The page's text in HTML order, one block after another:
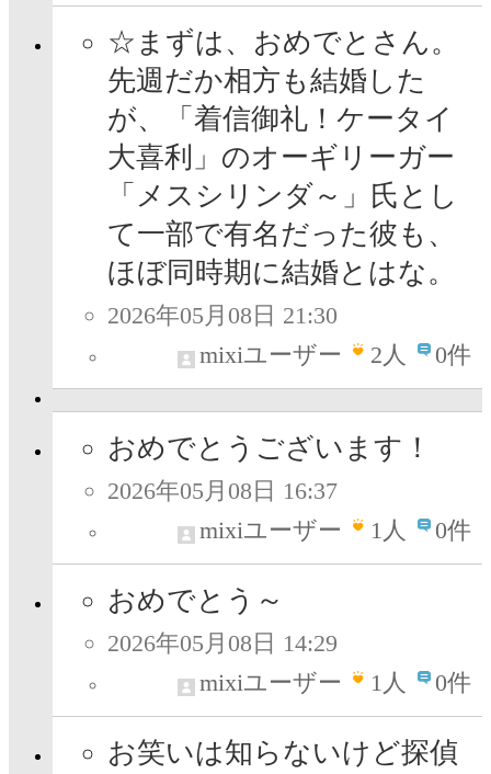
☆まずは、おめでとさん。
先週だか相方も結婚した
が、「着信御礼！ケータイ
大喜利」のオーギリーガー
「メスシリンダ～」氏とし
て一部で有名だった彼も、
ほぼ同時期に結婚とはな。
2026年05月08日 21:30
mixiユーザー
2人 0件
おめでとうございます！
2026年05月08日 16:37
mixiユーザー
1人 0件
おめでとう～
2026年05月08日 14:29
mixiユーザー
1人 0件
お笑いは知らないけど探偵